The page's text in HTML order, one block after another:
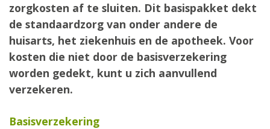
zorgkosten af te sluiten. Dit basispakket dekt
de standaardzorg van onder andere de
huisarts, het ziekenhuis en de apotheek. Voor
kosten die niet door de basisverzekering
worden gedekt, kunt u zich aanvullend
verzekeren.
Basisverzekering